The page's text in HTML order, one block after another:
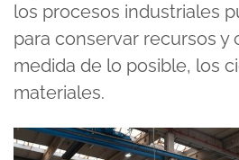
los procesos industriales
para conservar recursos y
medida de lo posible, los
materiales.